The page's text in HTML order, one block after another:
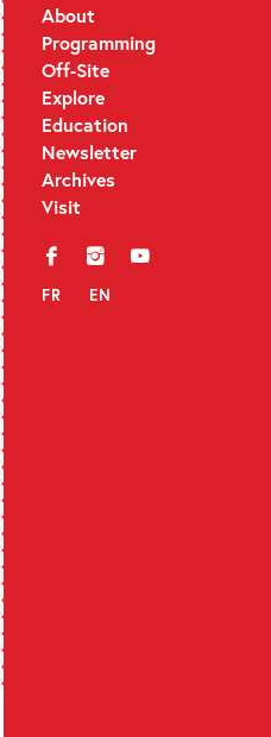
About
Programming
Off-Site
Explore
Education
Newsletter
Archives
Visit
f i y
FR EN